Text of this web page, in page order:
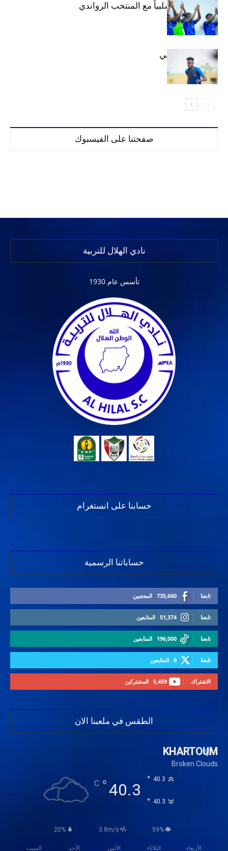
الهلال يتعادل سلبياً مع المنتخب الرواندي
إعدادياً
كنن يصل كيجالي
صفحتنا على الفيسبوك
نادي الهلال للتربية
تأسس عام 1930
حسابنا على انستغرام
حساباتنا الرسمية
735,660 المعجبين تابعنا
51,374 المتابعين تابعنا
196,000 المتابعين تابعنا
0 المتابعين تابعنا
5,459 المشتركين الاشتراك
الطقس في ملعبنا الان
KHARTOUM
Broken Clouds
40.3
°
C 40.3
°
40.3
°
20% 3.8m/s 59%
السبت الأحد الأثنين الثلاثاء الأربعاء